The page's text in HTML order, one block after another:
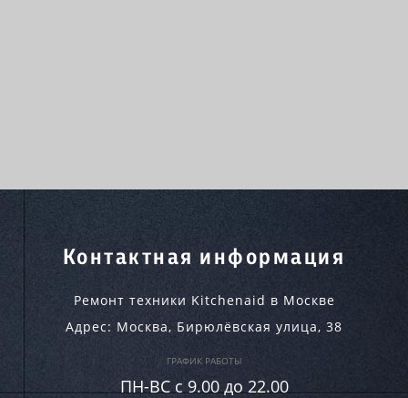
Контактная информация
Ремонт техники Kitchenaid в Москве
Адрес: Москва, Бирюлёвская улица, 38
ГРАФИК РАБОТЫ
ПН-ВC c 9.00 до 22.00